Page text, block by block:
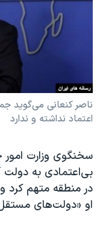
فرهنگ و زندگی
حقوق شهروندی
اسرائیل در جنگ
گالری عکس
مستندها
انتخابات ریاست جمهوری
حمله جمهوری اسلامی
ورزش زنان در ایران
اعتراضات زن، زندگی،
تریبونال مردمی آبان ۹۸
دادگاه حمید نوری
چهل سال
دنبال کنید
زبانهای مختلف
ناصر کنعانی می‌گوید
اعتماد نداشته و ندارد
سخنگوی وزارت امور
بی‌اعتمادی به دولت
در منطقه متهم کرد
او «دولت‌های مستقل»